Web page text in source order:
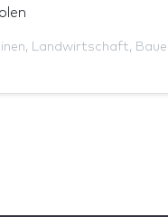
, Landwirtschaft,